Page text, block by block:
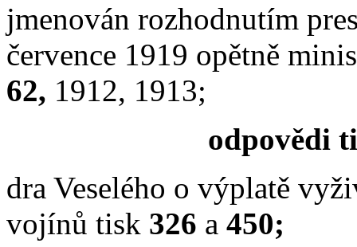
jmenován rozhodnutím
července 1919 opětně
62, 1912, 1913;
odpovědi
dra Veselého o výplatě
vojínů tisk 326 a 450;